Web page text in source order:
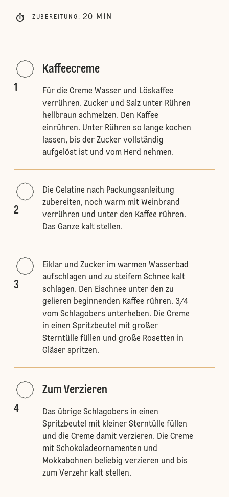
ZUBEREITUNG : 20 MIN
1
Kaffeecreme
Für die Creme Wasser und Löskaffee
verrühren. Zucker und Salz unter Rühren
hellbraun schmelzen. Den Kaffee
einrühren. Unter Rühren so lange kochen
lassen, bis der Zucker vollständig
aufgelöst ist und vom Herd nehmen.
2
Die Gelatine nach Packungsanleitung
zubereiten, noch warm mit Weinbrand
verrühren und unter den Kaffee rühren.
Das Ganze kalt stellen.
3
Eiklar und Zucker im warmen Wasserbad
aufschlagen und zu steifem Schnee kalt
schlagen. Den Eischnee unter den zu
gelieren beginnenden Kaffee rühren. 3/4
vom Schlagobers unterheben. Die Creme
in einen Spritzbeutel mit großer
Sterntülle füllen und große Rosetten in
Gläser spritzen.
4
Zum Verzieren
Das übrige Schlagobers in einen
Spritzbeutel mit kleiner Sterntülle füllen
und die Creme damit verzieren. Die Creme
mit Schokoladeornamenten und
Mokkabohnen beliebig verzieren und bis
zum Verzehr kalt stellen.